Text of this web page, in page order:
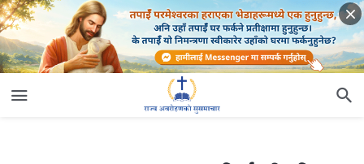
२७. असल व्यवहार र स्वभाव परिवर्तनबीच भिन्नता